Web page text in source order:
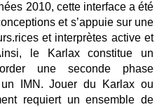
2010, cette interface a été
et s’appuie sur une
et interprètes active et
le Karlax constitue un
une seconde phase
un IMN. Jouer du Karlax ou
requiert un ensemble de